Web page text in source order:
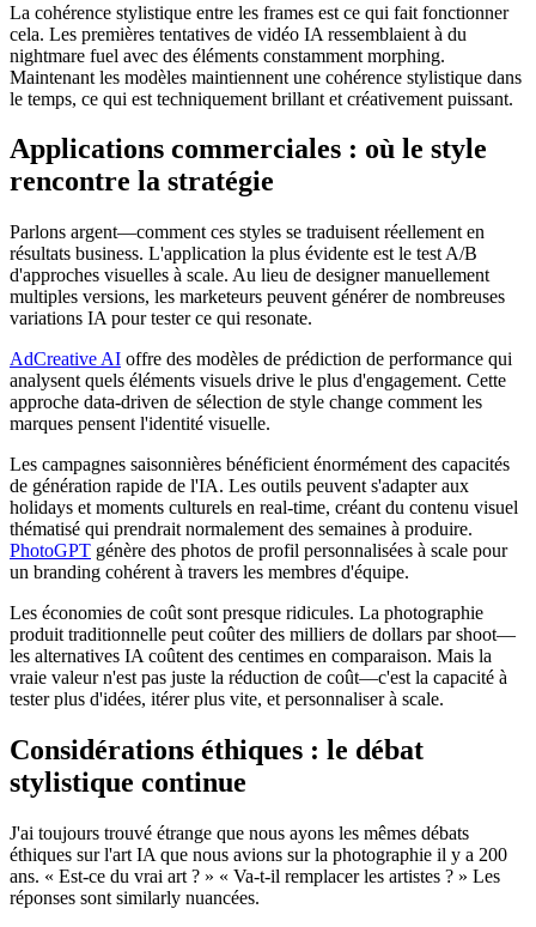
La cohérence stylistique entre les frames est ce qui fait fonctionner
cela. Les premières tentatives de vidéo IA ressemblaient à du
nightmare fuel avec des éléments constamment morphing.
Maintenant les modèles maintiennent une cohérence stylistique dans
le temps, ce qui est techniquement brillant et créativement puissant.
Applications commerciales : où le style
rencontre la stratégie
Parlons argent—comment ces styles se traduisent réellement en
résultats business. L'application la plus évidente est le test A/B
d'approches visuelles à scale. Au lieu de designer manuellement
multiples versions, les marketeurs peuvent générer de nombreuses
variations IA pour tester ce qui resonate.
AdCreative AI offre des modèles de prédiction de performance qui
analysent quels éléments visuels drive le plus d'engagement. Cette
approche data-driven de sélection de style change comment les
marques pensent l'identité visuelle.
Les campagnes saisonnières bénéficient énormément des capacités
de génération rapide de l'IA. Les outils peuvent s'adapter aux
holidays et moments culturels en real-time, créant du contenu visuel
thématisé qui prendrait normalement des semaines à produire.
PhotoGPT génère des photos de profil personnalisées à scale pour
un branding cohérent à travers les membres d'équipe.
Les économies de coût sont presque ridicules. La photographie
produit traditionnelle peut coûter des milliers de dollars par shoot—
les alternatives IA coûtent des centimes en comparaison. Mais la
vraie valeur n'est pas juste la réduction de coût—c'est la capacité à
tester plus d'idées, itérer plus vite, et personnaliser à scale.
Considérations éthiques : le débat
stylistique continue
J'ai toujours trouvé étrange que nous ayons les mêmes débats
éthiques sur l'art IA que nous avions sur la photographie il y a 200
ans. « Est-ce du vrai art ? » « Va-t-il remplacer les artistes ? » Les
réponses sont similarly nuancées.